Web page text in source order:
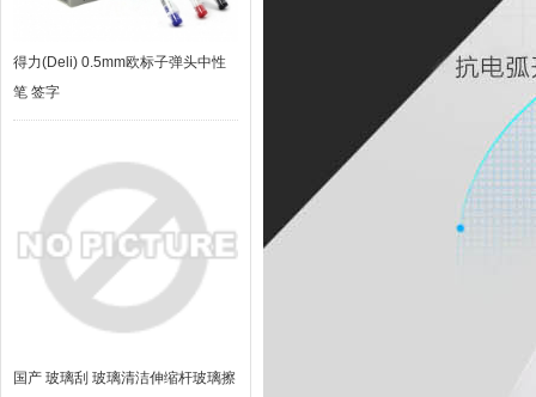
得力(Deli) 0.5mm欧标子弹头中性
笔 签字
国产 玻璃刮 玻璃清洁伸缩杆玻璃擦